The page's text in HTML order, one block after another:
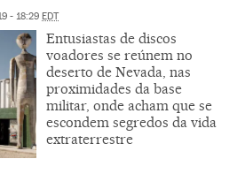
- 18:29 EDT
Entusiastas de discos
voadores se reúnem no
deserto de Nevada, nas
proximidades da base
militar, onde acham que se
escondem segredos da vida
extraterrestre